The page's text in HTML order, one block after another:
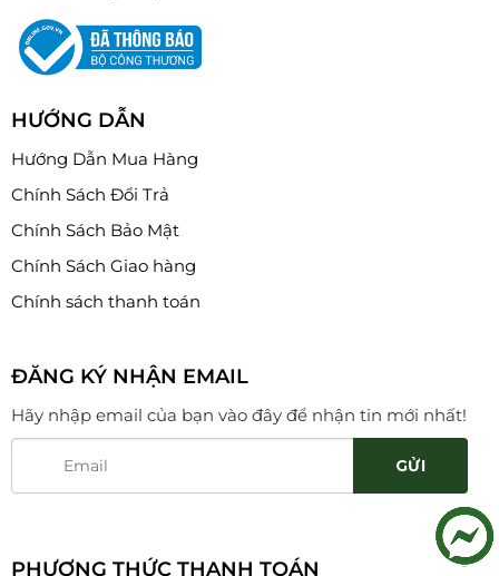
HƯỚNG DẪN
Hướng Dẫn Mua Hàng
Chính Sách Đổi Trả
Chính Sách Bảo Mật
Chính Sách Giao hàng
Chính sách thanh toán
ĐĂNG KÝ NHẬN EMAIL
Hãy nhập email của bạn vào đây để nhận tin mới nhất!
PHƯƠNG THỨC THANH TOÁN